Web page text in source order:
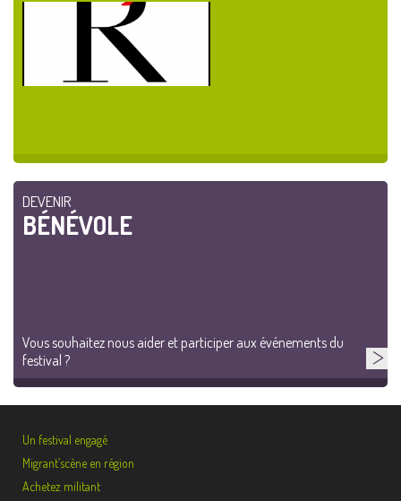
DEVENIR
BÉNÉVOLE
Vous souhaitez nous aider et participer aux événements du
festival ?
Un festival engagé
Migrant’scène en région
Achetez militant